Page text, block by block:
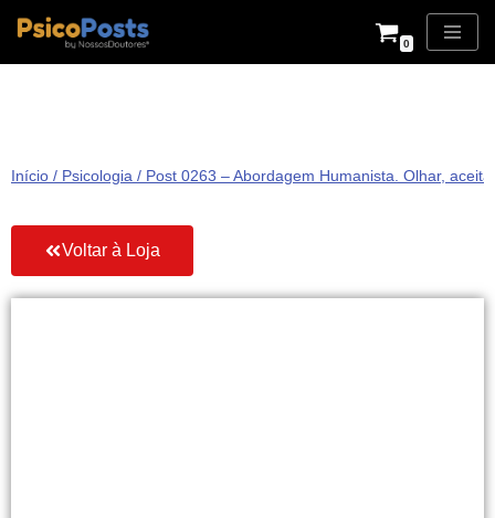
Pular
0
Início / Psicologia / Post 0263 – Abordagem Humanista. Olhar,
Voltar à Loja